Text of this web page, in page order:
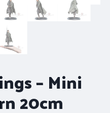
– Mini
20cm